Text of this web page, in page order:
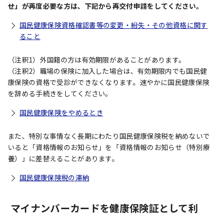
せ」が再度必要な方は、下記から再交付申請をしてください。
国民健康保険資格確認書等の変更・紛失・その他資格に関す
ること
（注釈1）外国籍の方は有効期限があることがあります。
（注釈2）職場の保険に加入した場合は、有効期限内でも国民健
康保険の資格で受診ができなくなります。速やかに国民健康保険
を辞める手続きをしてください。
国民健康保険をやめるとき
また、特別な事情なく長期にわたり国民健康保険税を納めないで
いると「資格情報のお知らせ」を「資格情報のお知らせ（特別療
養）」に差替えることがあります。
国民健康保険税の滞納
マイナンバーカードを健康保険証として利